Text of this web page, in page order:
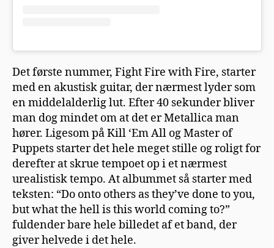
Det første nummer, Fight Fire with Fire, starter
med en akustisk guitar, der nærmest lyder som
en middelalderlig lut. Efter 40 sekunder bliver
man dog mindet om at det er Metallica man
hører. Ligesom på Kill ‘Em All og Master of
Puppets starter det hele meget stille og roligt for
derefter at skrue tempoet op i et nærmest
urealistisk tempo. At albummet så starter med
teksten: “Do onto others as they’ve done to you,
but what the hell is this world coming to?”
fuldender bare hele billedet af et band, der
giver helvede i det hele.